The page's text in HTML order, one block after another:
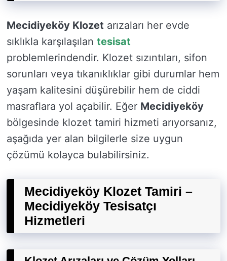
Mecidiyeköy Klozet arızaları her evde
sıklıkla karşılaşılan tesisat
problemlerindendir. Klozet sızıntıları, sifon
sorunları veya tıkanıklıklar gibi durumlar hem
yaşam kalitesini düşürebilir hem de ciddi
masraflara yol açabilir. Eğer Mecidiyeköy
bölgesinde klozet tamiri hizmeti arıyorsanız,
aşağıda yer alan bilgilerle size uygun
çözümü kolayca bulabilirsiniz.
Mecidiyeköy Klozet Tamiri –
Mecidiyeköy Tesisatçı
Hizmetleri